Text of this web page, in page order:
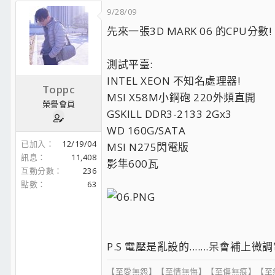
Toppc
榮譽會員
已加入
12/19/04
訊息
11,408
互動分數
236
點數
63
9/28/09
先來一張3D MARK 06 的CPU分數!
測試平臺:
INTEL XEON 不知名處理器!
MSI X58M小鋼砲 220外頻直開
GSKILL DDR3-2133 2Gx3
WD 160G/SATA
MSI N275閃電版
影隼600瓦
P.S 電壓是亂設的.......呆會補上微
【至愛無怨】【至情無悔】【至傷無痕】【至